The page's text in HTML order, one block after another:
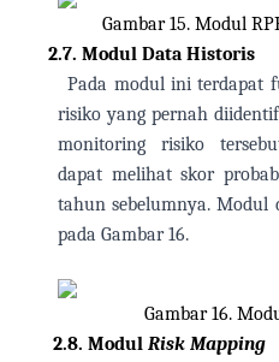
Gambar 15. Modul
2.7. Modul Data Historis
Pada modul ini terdapat
risiko yang pernah
monitoring risiko
dapat melihat skor
tahun sebelumnya. Modul
pada Gambar 16.
Gambar 16.
2.8. Modul Risk Mapping